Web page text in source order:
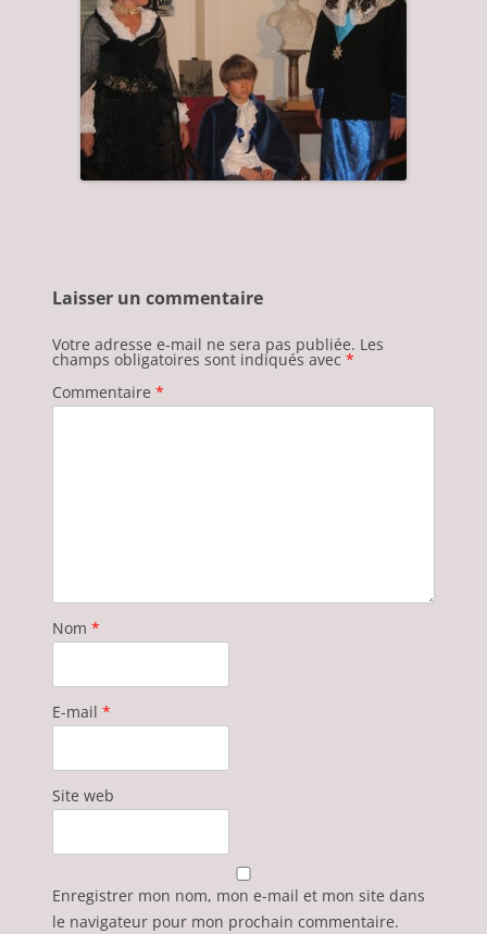
Laisser un commentaire
Votre adresse e-mail ne sera pas publiée. Les
champs obligatoires sont indiqués avec *
Commentaire *
Nom *
E-mail *
Site web
Enregistrer mon nom, mon e-mail et mon site dans
le navigateur pour mon prochain commentaire.